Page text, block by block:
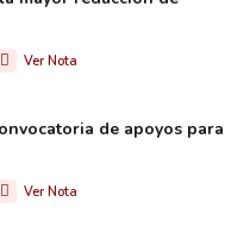
Ver Nota
de apoyos para
Ver Nota